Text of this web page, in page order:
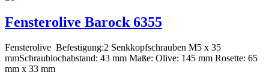
Fensterolive Barock 6355
Fensterolive Befestigung:2 Senkkopfschrauben M5 x 35
mmSchraublochabstand: 43 mm Maße: Olive: 145 mm Rosette: 65
mm x 33 mm